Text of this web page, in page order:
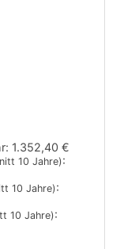
1.352,40 €
10 Jahre):
10 Jahre):
10 Jahre):